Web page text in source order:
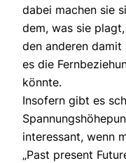
dabei machen sie
dem, was sie
den anderen
es die
könnte.
Insofern gibt es
interessant, wenn
„Past present